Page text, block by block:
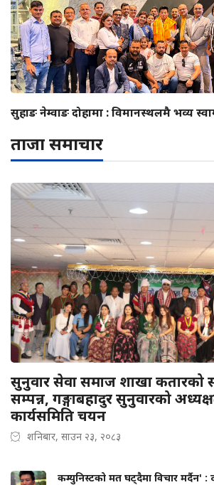
सुहाङ नेम्वाङ दोहामा : विमानस्थलमै भव्य
ताजा समाचार
सुनुवार सेवा समाज शाखा कतारको
सम्पन्न, गङ्गाबहादुर सुनुवारको
कार्यसमिति चयन
शनिबार, साउन २३, २०८३
कम्युनिस्टको मत घट्दैमा विचार मर्दैन' :